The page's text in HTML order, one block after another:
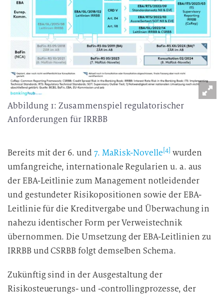
Abbildung 1: Zusammenspiel regulatorischer
Anforderungen für IRRBB
Bereits mit der 6. und 7. MaRisk-Novelle [4] wurden
umfangreiche, internationale Regularien u. a. aus
der EBA-Leitlinie zum Management notleidender
und gestundeter Risikopositionen sowie der EBA-
Leitlinie für die Kreditvergabe und Überwachung in
nahezu identischer Form per Verweistechnik
übernommen. Die Umsetzung der EBA-Leitlinien zu
IRRBB und CSRBB folgt demselben Schema.
Zukünftig sind in der Ausgestaltung der
Risikosteuerungs- und -controllingprozesse, der